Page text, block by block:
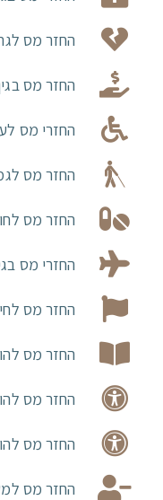
החזר מס
החזר מס
החזרי מס
החזר מס
החזר מס
החזרי מס
החזר מס
החזר מס
החזר מס
החזר מס
החזר מס